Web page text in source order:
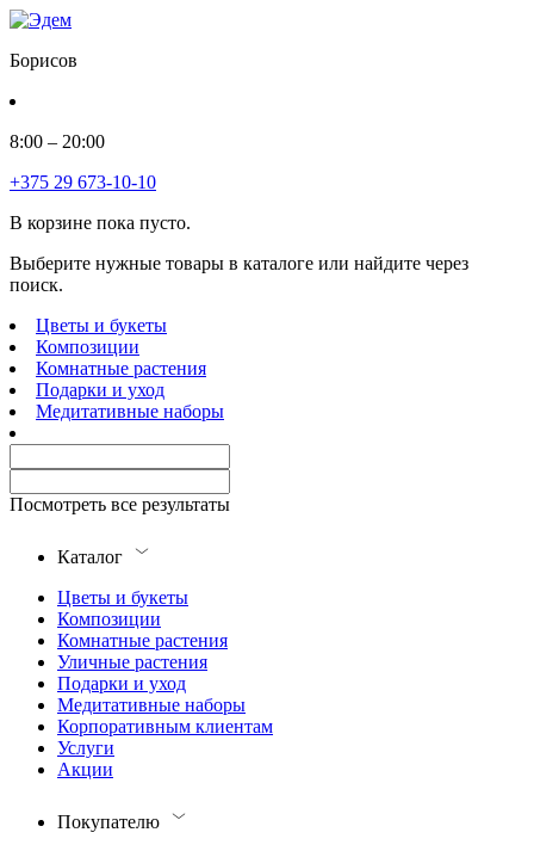
Борисов
8:00 – 20:00
+375 29 673-10-10
В корзине пока пусто.
Выберите нужные товары в каталоге или найдите через
поиск.
Цветы и букеты
Композиции
Комнатные растения
Подарки и уход
Медитативные наборы
Посмотреть все результаты
Каталог
Цветы и букеты
Композиции
Комнатные растения
Уличные растения
Подарки и уход
Медитативные наборы
Корпоративным клиентам
Услуги
Акции
Покупателю